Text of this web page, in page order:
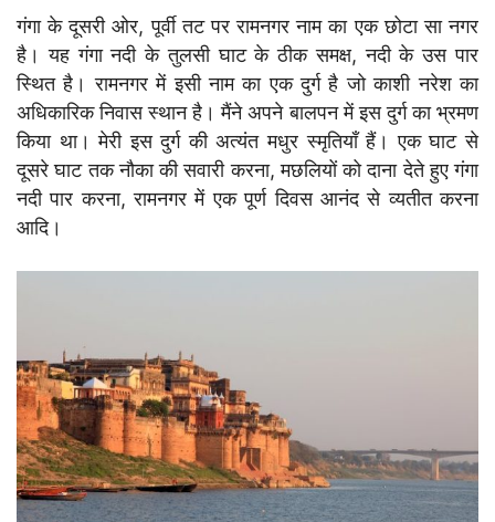
गंगा के दूसरी ओर, पूर्वी तट पर रामनगर नाम का एक छोटा सा नगर
है। यह गंगा नदी के तुलसी घाट के ठीक समक्ष, नदी के उस पार
स्थित है। रामनगर में इसी नाम का एक दुर्ग है जो काशी नरेश का
अधिकारिक निवास स्थान है। मैंने अपने बालपन में इस दुर्ग का भ्रमण
किया था। मेरी इस दुर्ग की अत्यंत मधुर स्मृतियाँ हैं। एक घाट से
दूसरे घाट तक नौका की सवारी करना, मछलियों को दाना देते हुए गंगा
नदी पार करना, रामनगर में एक पूर्ण दिवस आनंद से व्यतीत करना
आदि।